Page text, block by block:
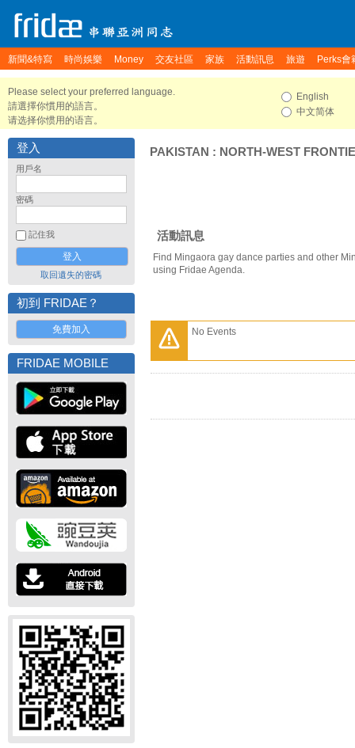
新聞&特寫 時尚娛樂 Money 交友社區 家族 活動訊息 旅遊 Perks會
Please select your preferred language.
請選擇你慣用的語言。
请选择你惯用的语言。
English
中文简体
登入
用戶名
密碼
記住我
取回遺失的密碼
初到 FRIDAE？
免費加入
FRIDAE MOBILE
PAKISTAN : NORTH-WEST
活動訊息
Find Mingaora gay dance parties and other
using Fridae Agenda.
No Events